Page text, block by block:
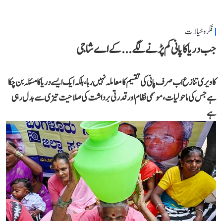
فکر و خیالات
جب دریا کا پانی کم پڑنے لگے...کے اے شاجی
کاویری تنازع اب صرف پانی کی تقسیم کا معاملہ نہیں رہا، بلکہ ایک ایسے دریا کا مسئلہ بن چکا
ہے جس کی ماحولیات، موسمی نظام اور قدرتی برداشت کی صلاحیت تیزی سے بدل رہی
ہے